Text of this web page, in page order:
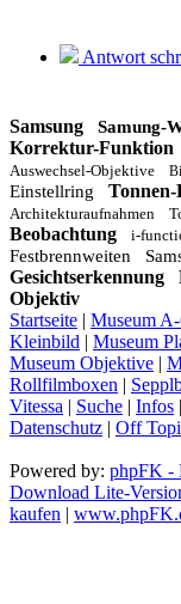
Antwort
Samsung
Samung-
Korrektur-Funktion
Auswechsel-Objektive
Einstellring
Architekturaufnahmen
Beobachtung
i-
Festbrennweiten
Gesichtserkennung
Objektiv
Startseite | Museum
Kleinbild | Museum
Museum Objektive |
Rollfilmboxen |
Vitessa | Suche | Infos |
Datenschutz | Off
Powered by: phpFK -
Download Lite-
kaufen |